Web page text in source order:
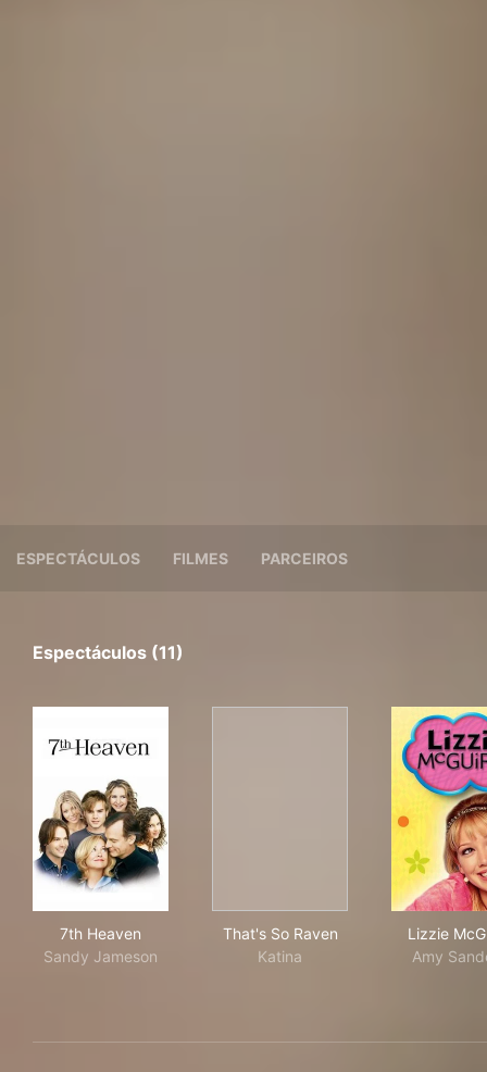
ESPECTÁCULOS FILMES PARCEIROS
Espectáculos (11)
7th Heaven
Sandy Jameson
That's So Raven
Katina
Lizzie
Amy